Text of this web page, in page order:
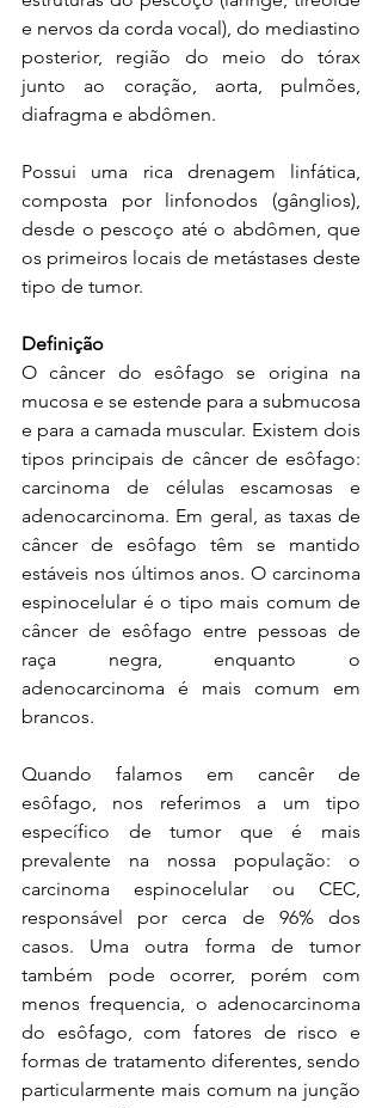
e nervos da corda vocal), do mediastino
posterior, região do meio do tórax
junto ao coração, aorta, pulmões,
diafragma e abdômen.
Possui uma rica drenagem linfática,
composta por linfonodos (gânglios),
desde o pescoço até o abdômen, que
os primeiros locais de metástases deste
tipo de tumor.
Definição
O câncer do esôfago se origina na
mucosa e se estende para a submucosa
e para a camada muscular. Existem dois
tipos principais de câncer de esôfago:
carcinoma de células escamosas e
adenocarcinoma. Em geral, as taxas de
câncer de esôfago têm se mantido
estáveis nos últimos anos. O carcinoma
espinocelular é o tipo mais comum de
câncer de esôfago entre pessoas de
raça negra, enquanto o
adenocarcinoma é mais comum em
brancos.
Quando falamos em cancêr de
esôfago, nos referimos a um tipo
específico de tumor que é mais
prevalente na nossa população: o
carcinoma espinocelular ou CEC,
responsável por cerca de 96% dos
casos. Uma outra forma de tumor
também pode ocorrer, porém com
menos frequencia, o adenocarcinoma
do esôfago, com fatores de risco e
formas de tratamento diferentes, sendo
particularmente mais comum na junção